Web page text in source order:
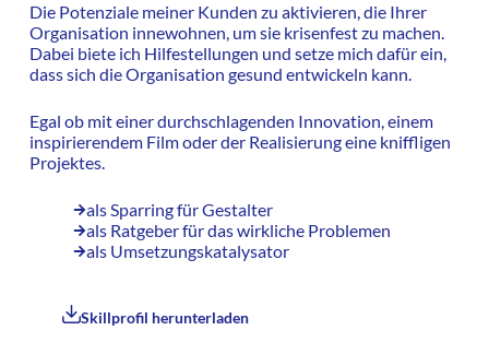
Die Potenziale meiner Kunden zu aktivieren, die Ihrer
Organisation innewohnen, um sie krisenfest zu machen.
Dabei biete ich Hilfestellungen und setze mich dafür ein,
dass sich die Organisation gesund entwickeln kann.
Egal ob mit einer durchschlagenden Innovation, einem
inspirierendem Film oder der Realisierung eine kniffligen
Projektes.
als Sparring für Gestalter
als Ratgeber für das wirkliche Problemen
als Umsetzungskatalysator
Skillprofil herunterladen